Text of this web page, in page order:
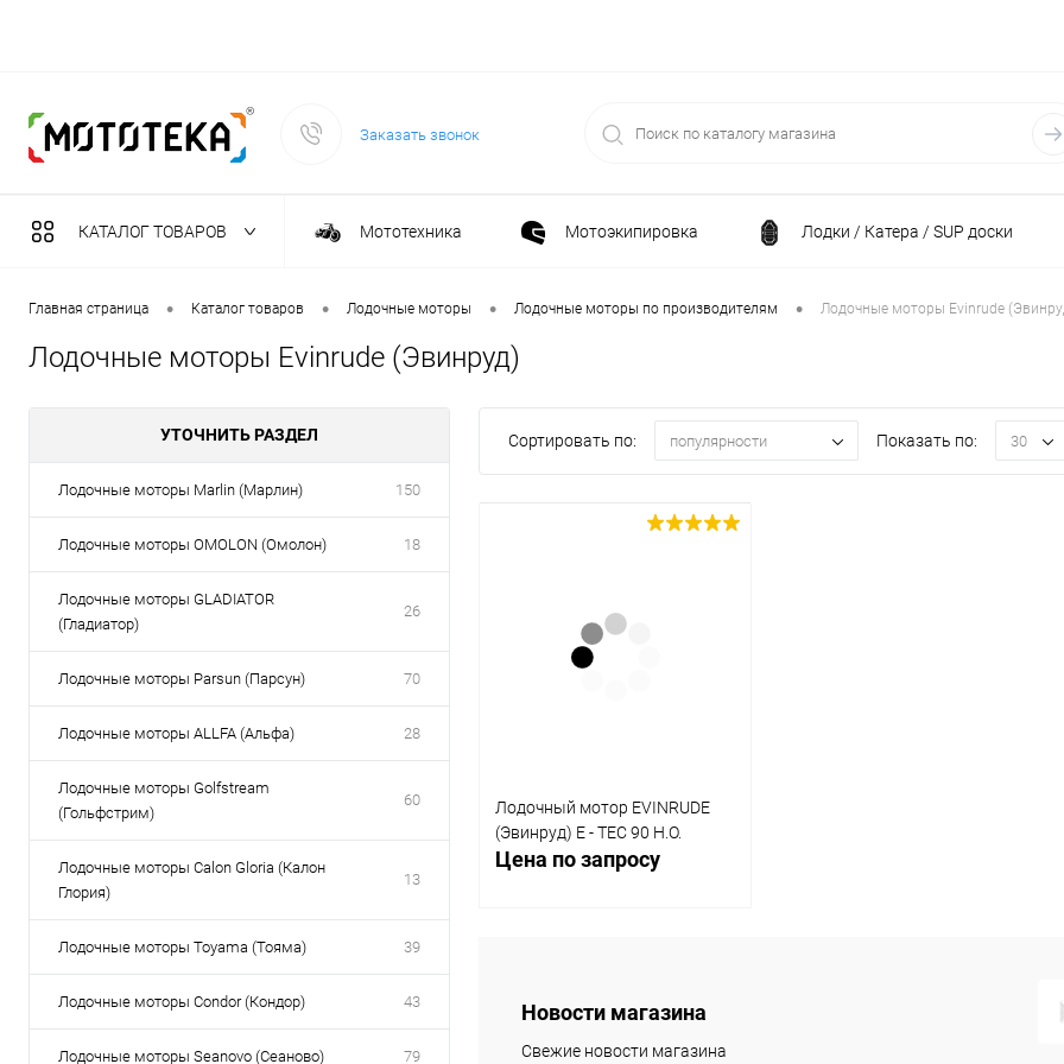
Заказать звонок
КАТАЛОГ ТОВАРОВ Мототехника Мотоэкипировка Лодки / Катера / SUP доски
Садовая техника Спортивные товары / Велосипеды / Самокаты
Масла и тех. жидкости
Климатическая техника Принадлежности для
Сварочное оборудование Силовая техника
Главная страница • Каталог товаров • Лодочные моторы • Лодочные моторы по производителям • Лодочные моторы Evinrude
Лодочные моторы Evinrude (Эвинруд)
УТОЧНИТЬ РАЗДЕЛ
Лодочные моторы Marlin (Марлин) 150
Лодочные моторы OMOLON (Омолон) 18
Лодочные моторы GLADIATOR
(Гладиатор)
26
Лодочные моторы Parsun (Парсун) 70
Лодочные моторы ALLFA (Альфа) 28
Лодочные моторы Golfstream
(Гольфстрим)
60
Лодочные моторы Calon Gloria (Калон
Глория)
13
Лодочные моторы Toyama (Тояма) 39
Лодочные моторы Condor (Кондор) 43
Лодочные моторы Seanovo (Сеаново) 79
Сортировать по: популярности Показать по: 30
Лодочный мотор EVINRUDE
(Эвинруд) E - TEC 90 H.O.
Цена по запросу
Купить в 1
Сравнение
Новости магазина
Свежие новости магазина